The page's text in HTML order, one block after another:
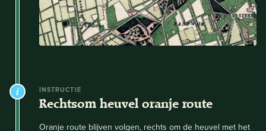
INSTRUCTIE
Rechtsom heuvel oranje route
Oranje route blijven volgen, rechts om de heuvel met het